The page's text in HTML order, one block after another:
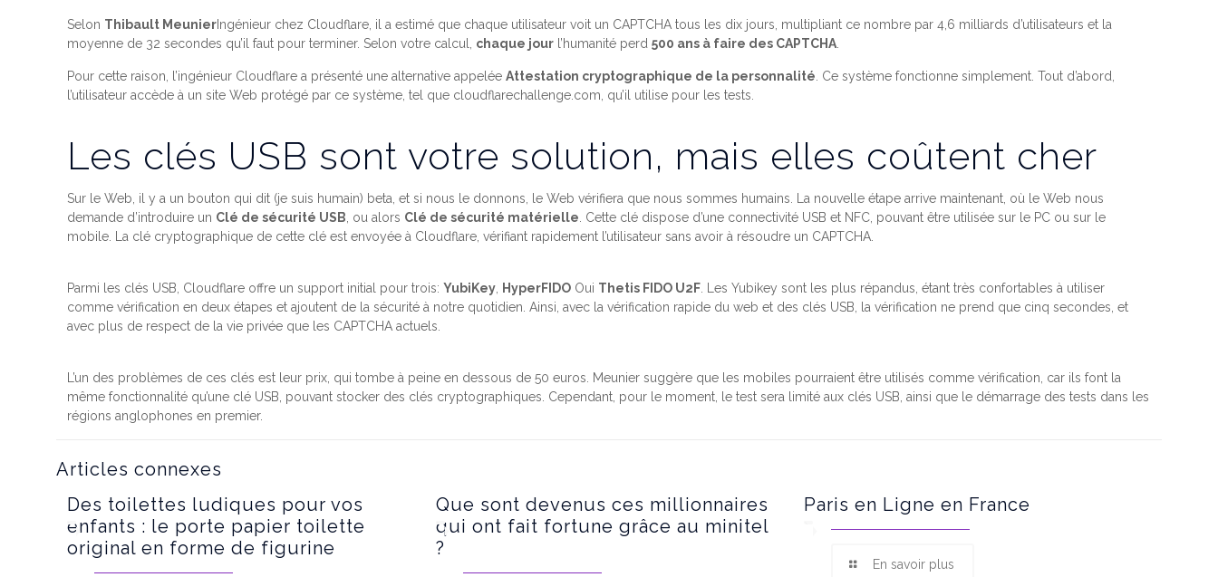
Selon Thibault Meunier Ingénieur chez Cloudflare, il a estimé que chaque utilisateur voit un CAPTCHA tous les dix jours, multipliant ce nombre par 4,6 milliards d’utilisateurs et la
moyenne de 32 secondes qu’il faut pour terminer. Selon votre calcul, chaque jour l’humanité perd500 ans à faire des CAPTCHA
Pour cette raison, l’ingénieur Cloudflare a présenté une alternative appeléeAttestation cryptographique de la personnalité . Ce système fonctionne simplement. Tout d’abord,
l’utilisateur accède à un site Web protégé par ce système, tel que cloudflarechallenge.com, qu’il utilise pour les tests.
Les clés USB sont votre solution, mais elles coûtent cher
Sur le Web, il y a un bouton qui dit (je suis humain) beta, et si nous le donnons, le Web vérifiera que nous sommes humains. La nouvelle étape arrive maintenant, où le Web nous
demande d’introduire un Clé de sécurité USB , ou alors Clé de sécurité matérielle . Cette clé dispose d’une connectivité USB et NFC, pouvant être utilisée sur le PC ou sur le
mobile. La clé cryptographique de cette clé est envoyée à Cloudflare, vérifiant rapidement l’utilisateur sans avoir à résoudre un CAPTCHA.
Parmi les clés USB, Cloudflare offre un support initial pour trois:YubiKey HyperFIDO Oui Thetis FIDO U2F . Les Yubikey sont les plus répandus, étant très confortables à utiliser
comme vérification en deux étapes et ajoutent de la sécurité à notre quotidien. Ainsi, avec la vérification rapide du web et des clés USB, la vérification ne prend que cinq secondes, et
avec plus de respect de la vie privée que les CAPTCHA actuels.
L’un des problèmes de ces clés est leur prix, qui tombe à peine en dessous de 50 euros. Meunier suggère que les mobiles pourraient être utilisés comme vérification, car ils font la
même fonctionnalité qu’une clé USB, pouvant stocker des clés cryptographiques. Cependant, pour le moment, le test sera limité aux clés USB, ainsi que le démarrage des tests dans les
régions anglophones en premier.
Articles connexes
Des toilettes ludiques pour vos
enfants : le porte papier toilette
original en forme de figurine
Que sont devenus ces millionnaires
qui ont fait fortune grâce au minitel
?
Paris en Ligne en France
En savoir plus